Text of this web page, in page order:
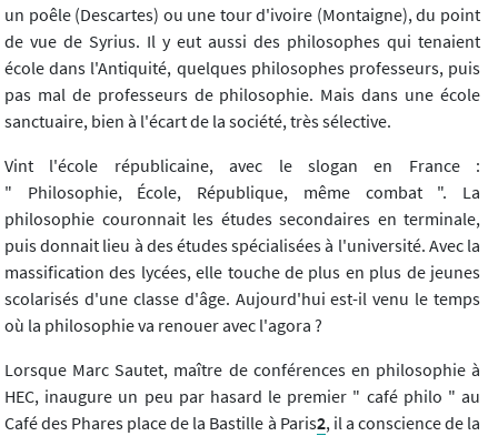
un poêle (Descartes) ou une tour d'ivoire (Montaigne), du point
de vue de Syrius. Il y eut aussi des philosophes qui tenaient
école dans l'Antiquité, quelques philosophes professeurs, puis
pas mal de professeurs de philosophie. Mais dans une école
sanctuaire, bien à l'écart de la société, très sélective.
Vint l'école républicaine, avec le slogan en France :
" Philosophie, École, République, même combat ". La
philosophie couronnait les études secondaires en terminale,
puis donnait lieu à des études spécialisées à l'université. Avec la
massification des lycées, elle touche de plus en plus de jeunes
scolarisés d'une classe d'âge. Aujourd'hui est-il venu le temps
où la philosophie va renouer avec l'agora ?
Lorsque Marc Sautet, maître de conférences en philosophie à
HEC, inaugure un peu par hasard le premier " café philo " au
Café des Phares place de la Bastille à Paris2, il a conscience de la